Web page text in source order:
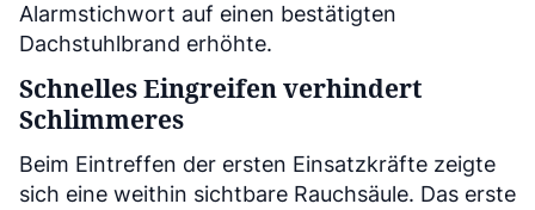
Alarmstichwort auf einen bestätigten
Dachstuhlbrand erhöhte.
Schnelles Eingreifen verhindert
Schlimmeres
Beim Eintreffen der ersten Einsatzkräfte zeigte
sich eine weithin sichtbare Rauchsäule. Das erste